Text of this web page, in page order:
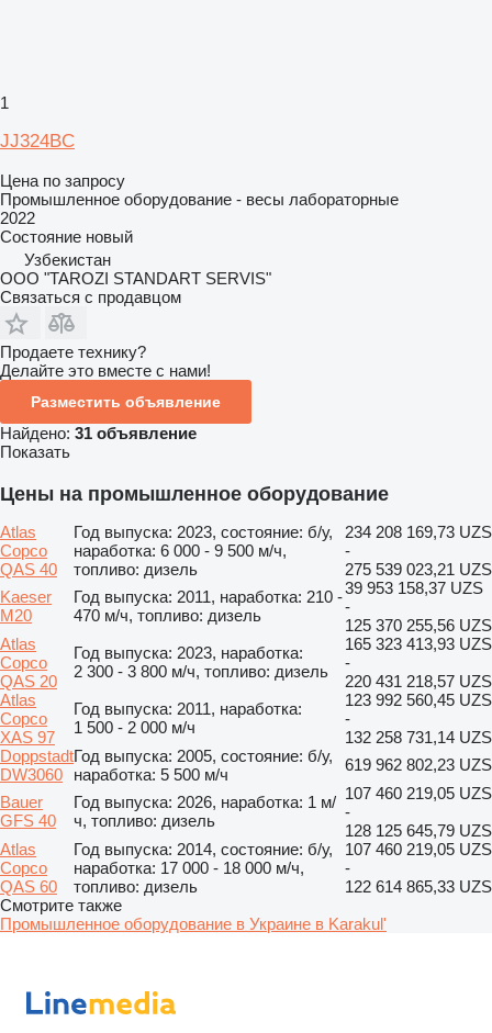
1
JJ324BC
Цена по запросу
Промышленное оборудование - весы лабораторные
2022
Состояние новый
Узбекистан
ООО "TAROZI STANDART SERVIS"
Связаться с продавцом
Продаете технику?
Делайте это вместе с нами!
Разместить объявление
Найдено: 31 объявление
Показать
Цены на промышленное оборудование
Atlas
Copco
QAS 40
Год выпуска: 2023, состояние: б/у,
наработка: 6 000 - 9 500 м/ч,
топливо: дизель
234 208 169,73 UZS
-
275 539 023,21 UZS
Kaeser
M20
Год выпуска: 2011, наработка: 210 -
470 м/ч, топливо: дизель
39 953 158,37 UZS
-
125 370 255,56 UZS
Atlas
Copco
QAS 20
Год выпуска: 2023, наработка:
2 300 - 3 800 м/ч, топливо: дизель
165 323 413,93 UZS
-
220 431 218,57 UZS
Atlas
Copco
XAS 97
Год выпуска: 2011, наработка:
1 500 - 2 000 м/ч
123 992 560,45 UZS
-
132 258 731,14 UZS
Doppstadt
DW3060
Год выпуска: 2005, состояние: б/у,
наработка: 5 500 м/ч
619 962 802,23 UZS
Bauer
GFS 40
Год выпуска: 2026, наработка: 1 м/
ч, топливо: дизель
107 460 219,05 UZS
-
128 125 645,79 UZS
Atlas
Copco
QAS 60
Год выпуска: 2014, состояние: б/у,
наработка: 17 000 - 18 000 м/ч,
топливо: дизель
107 460 219,05 UZS
-
122 614 865,33 UZS
Смотрите также
Промышленное оборудование в Украине в Karakul'